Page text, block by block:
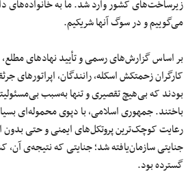
زیرساخت‌های کشور وارد شد. ما به خانواده‌های
می‌گوییم و در سوگ آنها شریکیم.
بر اساس گزارش‌های رسمی و تأیید نهادهای مطلع،
کارگران زحمتکش اسکله، رانندگان، اپراتورهای
بودند که بی‌هیچ تقصیری و تنها به‌سبب
باختند. جمهوری اسلامی، با دپوی محموله‌ای
رعایت کوچک‌ترین پروتکل‌های ایمنی و حتی بدون
جنایتی سازمان‌یافته شد؛ جنایتی که نتیجه‌ی آن،
گسترده بود.